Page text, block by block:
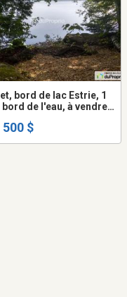
bord de lac Estrie, 1
de l'eau, à vendre.
500 $